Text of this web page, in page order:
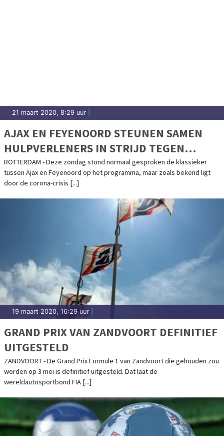
21 maart 2020, 8:29 uur
AJAX EN FEYENOORD STEUNEN SAMEN
HULPVERLENERS IN STRIJD TEGEN
CORONA
ROTTERDAM - Deze zondag stond normaal gesproken de klassieker
tussen Ajax en Feyenoord op het programma, maar zoals bekend ligt
door de corona-crisis [...]
19 maart 2020, 16:29 uur
GRAND PRIX VAN ZANDVOORT DEFINITIEF
UITGESTELD
ZANDVOORT - De Grand Prix Formule 1 van Zandvoort die gehouden zou
worden op 3 mei is definitief uitgesteld. Dat laat de
wereldautosportbond FIA [...]